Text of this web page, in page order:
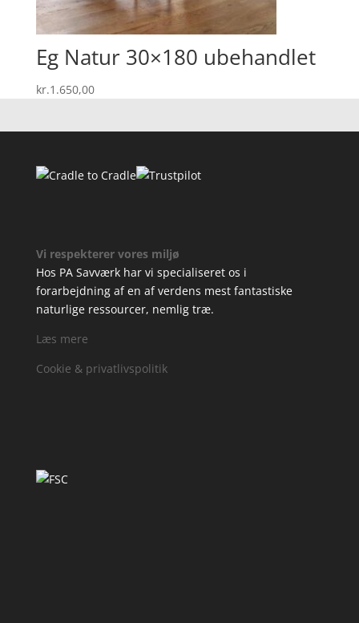
Eg Natur 30×180 ubehandlet
kr.1.650,00
Vi respekterer vores miljø
Hos PA Savværk har vi specialiseret os i
forarbejdning af en af verdens mest fantastiske
naturlige ressourcer, nemlig træ.
Læs mere
Cookie & privatlivspolitik